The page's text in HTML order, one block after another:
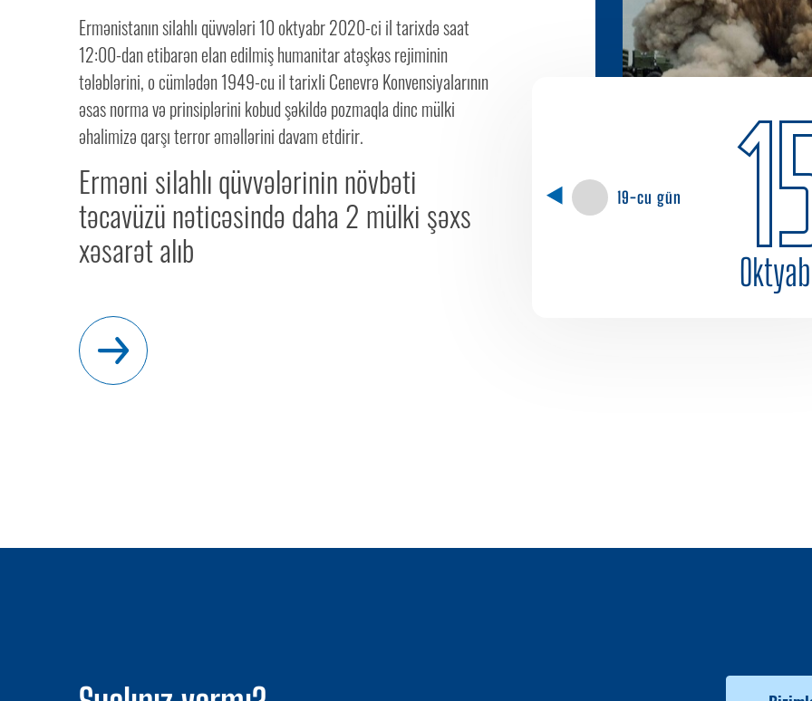
19-cu gün
Erməni silahlı qüvvələrinin növbəti
təcavüzü nəticəsində daha 2 mülki şəxs
xəsarət alıb
Ermənistanın silahlı qüvvələri 10 oktyabr 2020-ci il tarixdə saat
12:00-dan etibarən elan edilmiş humanitar atəşkəs rejiminin
tələblərini, o cümlədən 1949-cu il tarixli Cenevrə Konvensiyalarının
əsas norma və prinsiplərini kobud şəkildə pozmaqla dinc mülki
əhalimizə qarşı terror əməllərini davam etdirir.